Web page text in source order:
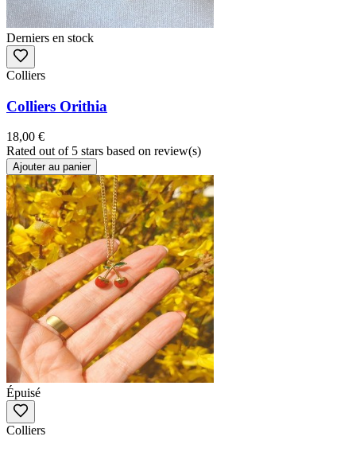
Derniers en stock
Colliers
Colliers Orithia
18,00 €
Rated out of 5 stars based on review(s)
Ajouter au panier
Épuisé
Colliers